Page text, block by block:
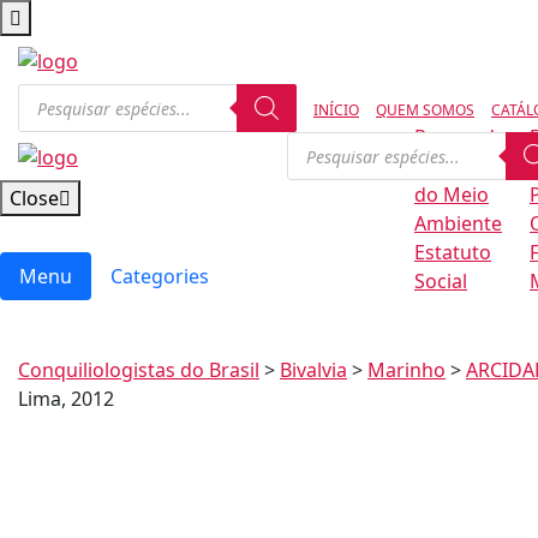
INÍCIO QUEM SOMOS
Regras de
Conservação
do Meio
Ambiente
Estatuto
Social
Close
Menu Categories
Conquiliologistas do Brasil > Bivalvia > Marinho >
Lima, 2012